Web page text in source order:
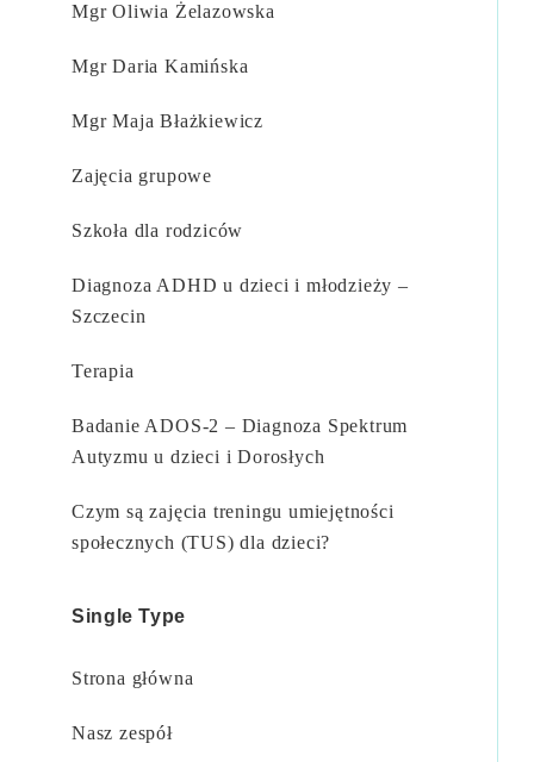
Mgr Oliwia Żelazowska​
Mgr Daria Kamińska​
Mgr Maja Błażkiewicz​
Zajęcia grupowe
Szkoła dla rodziców
Diagnoza ADHD u dzieci i młodzieży –
Szczecin
Terapia
Badanie ADOS-2 – Diagnoza Spektrum
Autyzmu u dzieci i Dorosłych
Czym są zajęcia treningu umiejętności
społecznych (TUS) dla dzieci?
Single Type
Strona główna
Nasz zespół